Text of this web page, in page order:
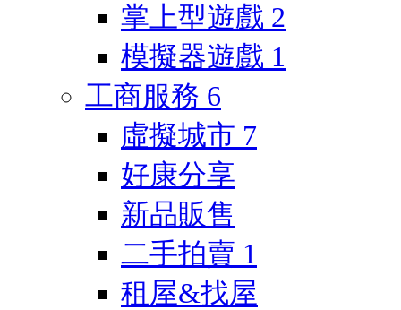
掌上型遊戲 2
模擬器遊戲 1
工商服務 6
虛擬城市 7
好康分享
新品販售
二手拍賣 1
租屋&找屋